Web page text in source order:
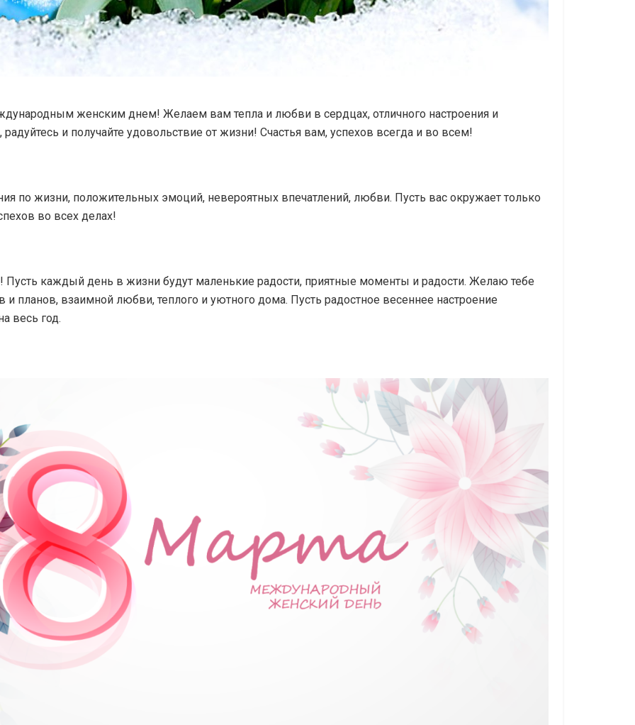
женским днем! Желаем вам тепла и любви в сердцах, отличного настроения и
и получайте удовольствие от жизни! Счастья вам, успехов всегда и во всем!
по жизни, положительных эмоций, невероятных впечатлений, любви. Пусть вас окружает только
во всех делах!
Пусть каждый день в жизни будут маленькие радости, приятные моменты и радости. Желаю тебе
планов, взаимной любви, теплого и уютного дома. Пусть радостное весеннее настроение
весь год.